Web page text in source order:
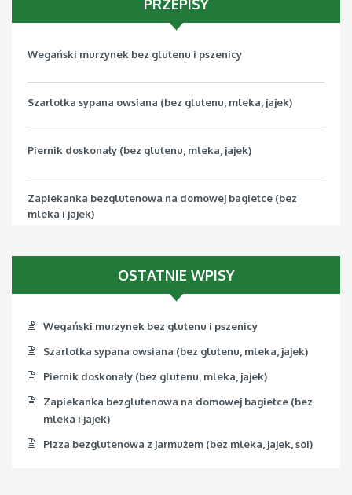
PRZEPISY
Wegański murzynek bez glutenu i pszenicy
Szarlotka sypana owsiana (bez glutenu, mleka, jajek)
Piernik doskonały (bez glutenu, mleka, jajek)
Zapiekanka bezglutenowa na domowej bagietce (bez
mleka i jajek)
OSTATNIE WPISY
Wegański murzynek bez glutenu i pszenicy
Szarlotka sypana owsiana (bez glutenu, mleka, jajek)
Piernik doskonały (bez glutenu, mleka, jajek)
Zapiekanka bezglutenowa na domowej bagietce (bez
mleka i jajek)
Pizza bezglutenowa z jarmużem (bez mleka, jajek, soi)